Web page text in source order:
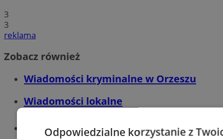
3
3
reklama
Zobacz również
Wiadomości kryminalne w Orzeszu
Wiadomości lokalne
Tworzenie stron www - Orzesze
Odpowiedzialne korzystanie z